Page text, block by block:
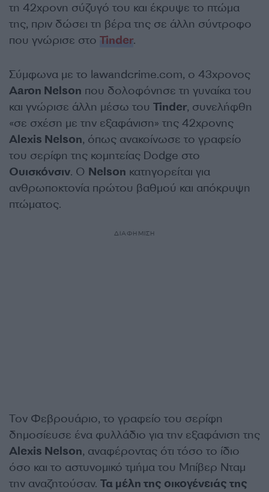
τη 42χρονη σύζυγό του και έκρυψε το πτώμα
της, πριν δώσει τη βέρα της σε άλλη σύντροφο
που γνώρισε στο Tinder.
Σύμφωνα με το lawandcrime.com, ο 43χρονος
Aaron Nelson που δολοφόνησε τη γυναίκα του
και γνώρισε άλλη μέσω του Tinder, συνελήφθη
«σε σχέση με την εξαφάνιση» της 42χρονης
Alexis Nelson, όπως ανακοίνωσε το γραφείο
του σερίφη της κομητείας Dodge στο
Ουισκόνσιν. Ο Nelson κατηγορείται για
ανθρωποκτονία πρώτου βαθμού και απόκρυψη
πτώματος.
ΔΙΑΦΗΜΙΣΗ
Τον Φεβρουάριο, το γραφείο του σερίφη
δημοσίευσε ένα φυλλάδιο για την εξαφάνιση της
Alexis Nelson, αναφέροντας ότι τόσο το ίδιο
όσο και το αστυνομικό τμήμα του Μπίβερ Νταμ
την αναζητούσαν. Τα μέλη της οικογένειάς της